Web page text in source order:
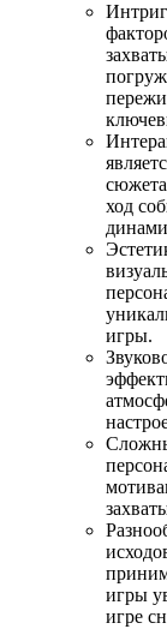
ход
игры.
игры
игре